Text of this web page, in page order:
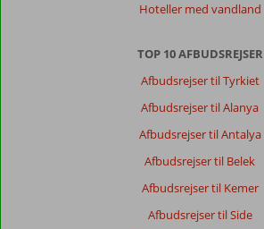
Hoteller med vandland
TOP 10 AFBUDSREJSER
Afbudsrejser til Tyrkiet
Afbudsrejser til Alanya
Afbudsrejser til Antalya
Afbudsrejser til Belek
Afbudsrejser til Kemer
Afbudsrejser til Side